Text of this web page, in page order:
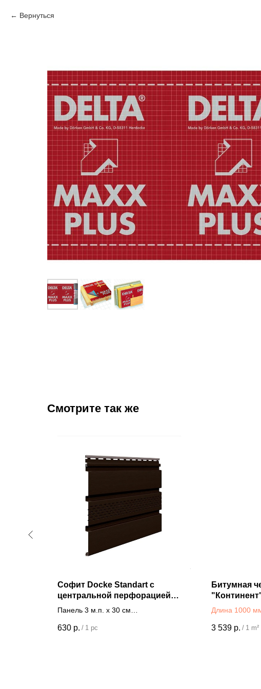
Вернуться
Смотрите так же
Софит Docke Standart с
центральной перфорацией
L=3m Белый/Коричневый
Панель 3 м.п. х 30 см
630 р. / 1 pc
Битумная
Длина 1000
3 539 р. / 1 m²